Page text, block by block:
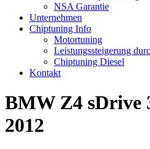
NSA Garantie
Unternehmen
Chiptuning Info
Motortuning
Leistungssteigerung
Chiptuning Diesel
Kontakt
BMW Z4 sDrive
2012